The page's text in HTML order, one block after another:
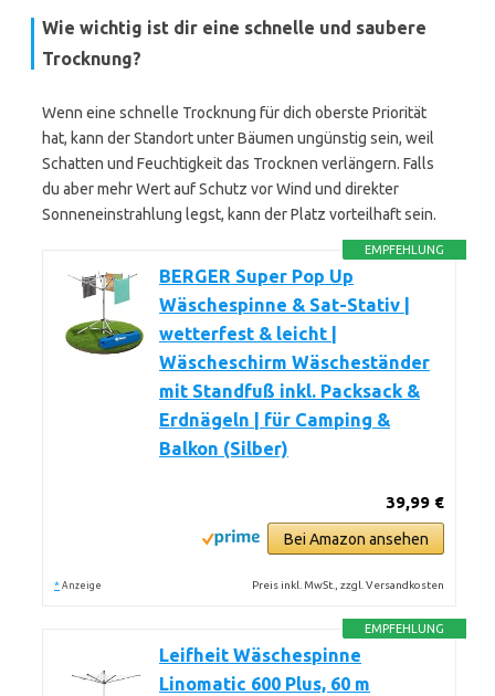
Wie wichtig ist dir eine schnelle und saubere
Trocknung?
Wenn eine schnelle Trocknung für dich oberste Priorität
hat, kann der Standort unter Bäumen ungünstig sein, weil
Schatten und Feuchtigkeit das Trocknen verlängern. Falls
du aber mehr Wert auf Schutz vor Wind und direkter
Sonneneinstrahlung legst, kann der Platz vorteilhaft sein.
EMPFEHLUNG
BERGER Super Pop Up
Wäschespinne & Sat-Stativ |
wetterfest & leicht |
Wäscheschirm Wäscheständer
mit Standfuß inkl. Packsack &
Erdnägeln | für Camping &
Balkon (Silber)
39,99 €
Bei Amazon ansehen
* Anzeige Preis inkl. MwSt., zzgl. Versandkosten
EMPFEHLUNG
Leifheit Wäschespinne
Linomatic 600 Plus, 60 m